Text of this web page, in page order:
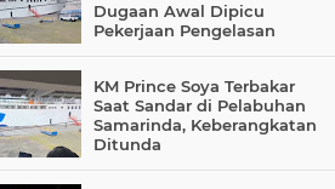
Dugaan Awal Dipicu
Pekerjaan Pengelasan
KM Prince Soya Terbakar
Saat Sandar di Pelabuhan
Samarinda, Keberangkatan
Ditunda